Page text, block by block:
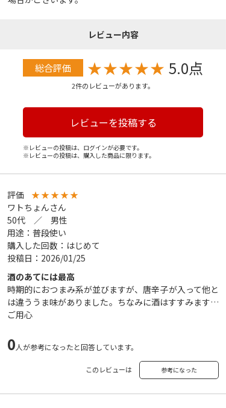
レビュー内容
総合評価 ★★★★★ 5.0点
2件のレビューがあります。
レビューを投稿する
※レビューの投稿は、ログインが必要です。
※レビューの投稿は、購入した商品に限ります。
評価 ★★★★★
ワトちょんさん
50代 ／ 男性
用途：普段使い
購入した回数：はじめて
投稿日：2026/01/25
酒のあてには最高
時期的におつまみ系が並びますが、唐辛子が入って他と
は違ううま味がありました。ちなみに酒はすすみます…
ご用心
0人が参考になったと回答しています。
このレビューは 参考になった